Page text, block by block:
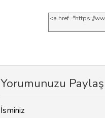
Yorumunuzu
İsminiz